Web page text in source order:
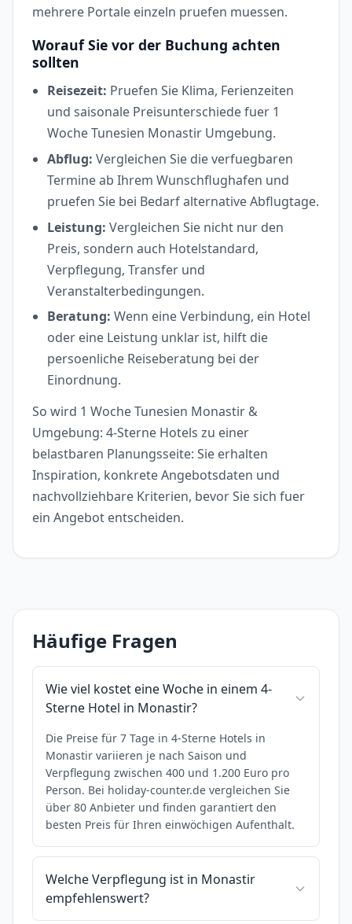
mehrere Portale einzeln pruefen muessen.
Worauf Sie vor der Buchung achten
sollten
Reisezeit: Pruefen Sie Klima, Ferienzeiten
und saisonale Preisunterschiede fuer 1
Woche Tunesien Monastir Umgebung.
Abflug: Vergleichen Sie die verfuegbaren
Termine ab Ihrem Wunschflughafen und
pruefen Sie bei Bedarf alternative Abflugtage.
Leistung: Vergleichen Sie nicht nur den
Preis, sondern auch Hotelstandard,
Verpflegung, Transfer und
Veranstalterbedingungen.
Beratung: Wenn eine Verbindung, ein Hotel
oder eine Leistung unklar ist, hilft die
persoenliche Reiseberatung bei der
Einordnung.
So wird 1 Woche Tunesien Monastir &
Umgebung: 4-Sterne Hotels zu einer
belastbaren Planungsseite: Sie erhalten
Inspiration, konkrete Angebotsdaten und
nachvollziehbare Kriterien, bevor Sie sich fuer
ein Angebot entscheiden.
Häufige Fragen
Wie viel kostet eine Woche in einem 4-
Sterne Hotel in Monastir?
Die Preise für 7 Tage in 4-Sterne Hotels in
Monastir variieren je nach Saison und
Verpflegung zwischen 400 und 1.200 Euro pro
Person. Bei holiday-counter.de vergleichen Sie
über 80 Anbieter und finden garantiert den
besten Preis für Ihren einwöchigen Aufenthalt.
Welche Verpflegung ist in Monastir
empfehlenswert?